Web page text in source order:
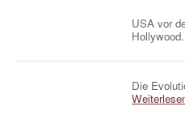
USA vor
Die